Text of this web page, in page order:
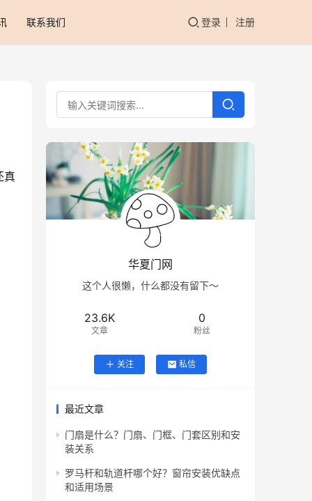
联系我们 登录 注册
真
华夏门网
这个人很懒，什么都没有留下～
23.6K
文章
0
粉丝
关注 私信
最近文章
门扇是什么？门扇、门框、门套区别和安
装关系
罗马杆和轨道杆哪个好？窗帘安装优缺点
和适用场景